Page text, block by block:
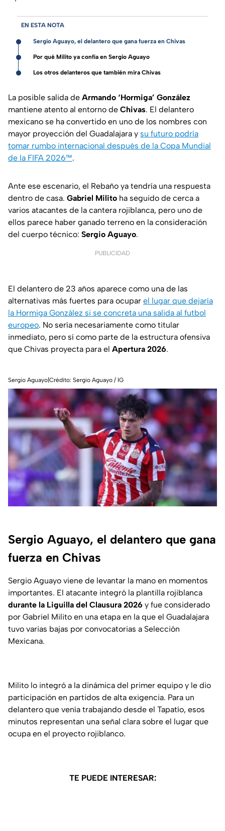
EN ESTA NOTA
Sergio Aguayo, el delantero que gana fuerza en Chivas
Por qué Milito ya confía en Sergio Aguayo
Los otros delanteros que también mira Chivas
La posible salida de Armando ‘Hormiga’ González
mantiene atento al entorno de Chivas. El delantero
mexicano se ha convertido en uno de los nombres con
mayor proyección del Guadalajara y su futuro podría
tomar rumbo internacional después de la Copa Mundial
de la FIFA 2026™.
Ante ese escenario, el Rebaño ya tendría una respuesta
dentro de casa. Gabriel Milito ha seguido de cerca a
varios atacantes de la cantera rojiblanca, pero uno de
ellos parece haber ganado terreno en la consideración
del cuerpo técnico: Sergio Aguayo.
PUBLICIDAD
El delantero de 23 años aparece como una de las
alternativas más fuertes para ocupar el lugar que dejaría
la Hormiga González si se concreta una salida al futbol
europeo. No sería necesariamente como titular
inmediato, pero sí como parte de la estructura ofensiva
que Chivas proyecta para el Apertura 2026.
Sergio Aguayo|Crédito: Sergio Aguayo / IG
Sergio Aguayo, el delantero que gana
fuerza en Chivas
Sergio Aguayo viene de levantar la mano en momentos
importantes. El atacante integró la plantilla rojiblanca
durante la Liguilla del Clausura 2026 y fue considerado
por Gabriel Milito en una etapa en la que el Guadalajara
tuvo varias bajas por convocatorias a Selección
Mexicana.
Milito lo integró a la dinámica del primer equipo y le dio
participación en partidos de alta exigencia. Para un
delantero que venía trabajando desde el Tapatío, esos
minutos representan una señal clara sobre el lugar que
ocupa en el proyecto rojiblanco.
TE PUEDE INTERESAR: